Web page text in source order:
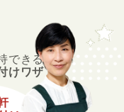
できる
けワザ